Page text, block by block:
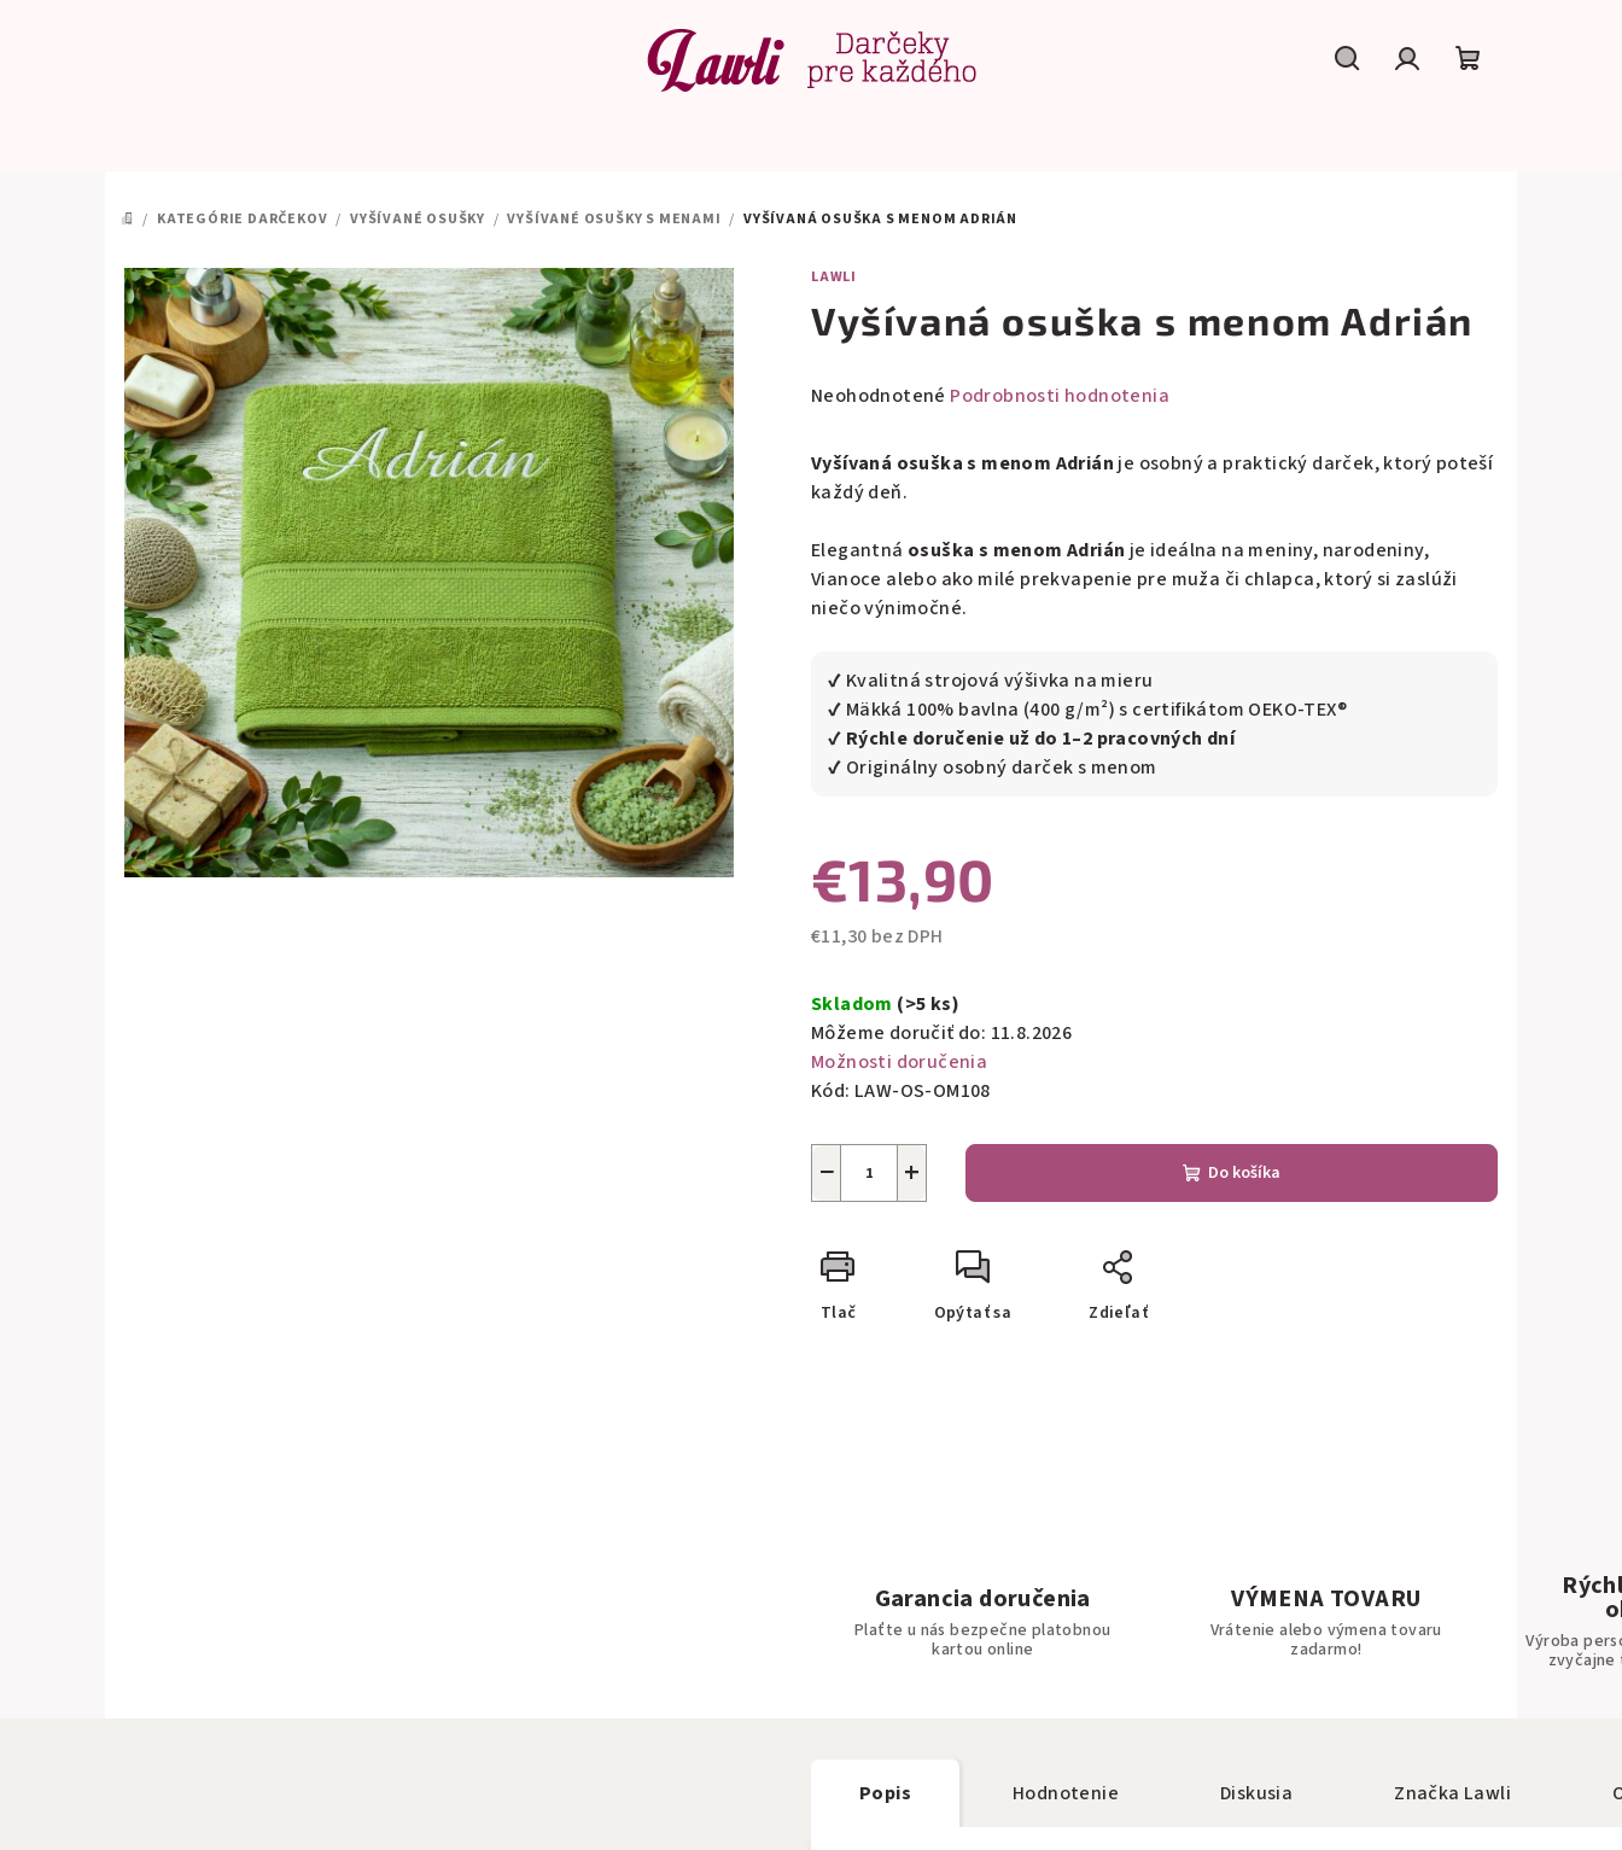
DOMOV
/ KATEGÓRIE DARČEKOV / VYŠÍVANÉ OSUŠKY / VYŠÍVANÉ OSUŠKY S MENAMI / VYŠÍVANÁ OSUŠKA S MENOM ADRIÁN
LAWLI
Vyšívaná osuška s menom Adrián
Priemerné
produktu
je
z
5
hviezdičiek.
Neohodnotené Podrobnosti hodnotenia
Vyšívaná osuška s menom Adrián je osobný a praktický darček, ktorý poteší
každý deň.
Elegantná osuška s menom Adrián je ideálna na meniny, narodeniny,
Vianoce alebo ako milé prekvapenie pre muža či chlapca, ktorý si zaslúži
niečo výnimočné.
✔ Kvalitná strojová výšivka na mieru
✔ Mäkká 100% bavlna (400 g/m²) s certifikátom OEKO-TEX®
✔ Rýchle doručenie už do 1–2 pracovných dní
✔ Originálny osobný darček s menom
€13,90
€11,30 bez DPH
cena:
Skladom (>5 ks)
Môžeme doručiť do: 11.8.2026
Možnosti doručenia
Kód: LAW-OS-OM108
+
− Do košíka
Tlač Opýtať sa Zdieľať
Garancia doručenia
Plaťte u nás bezpečne platobnou
kartou online
VÝMENA TOVARU
Vrátenie alebo výmena tovaru
zadarmo!
Výroba
zvyčajne
Popis Hodnotenie Diskusia Značka Lawli